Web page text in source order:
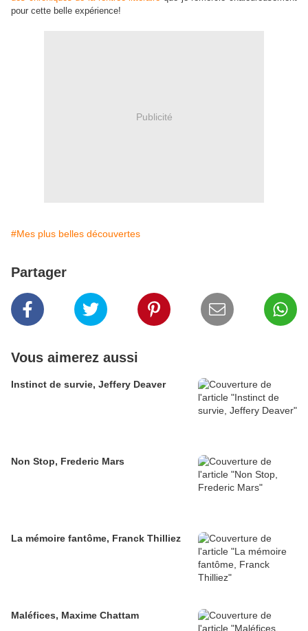
pour cette belle expérience!
Publicité
#Mes plus belles découvertes
Partager
Vous aimerez aussi
Instinct de survie, Jeffery Deaver
Non Stop, Frederic Mars
La mémoire fantôme, Franck Thilliez
Maléfices, Maxime Chattam